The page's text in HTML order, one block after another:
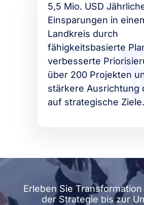
5,5 Mio. USD
Einsparungen in
Landkreis durch
fähigkeitsbasierte
verbesserte
über 200 Projekten
stärkere Ausrichtung
auf strategische Ziele.
Erleben Sie
der Strategie bis zur